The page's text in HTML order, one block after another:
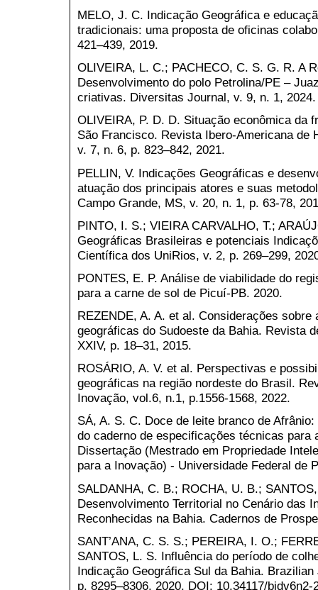
MELO, J. C. Indicação Geográfica e
tradicionais: uma proposta de oficinas
421–439, 2019.
OLIVEIRA, L. C.; PACHECO, C. S. G. R. A
Desenvolvimento do polo Petrolina/PE –
criativas. Diversitas Journal, v. 9, n. 1, 2024.
OLIVEIRA, P. D. D. Situação econômica da
São Francisco. Revista Ibero-Americana de
v. 7, n. 6, p. 823–842, 2021.
PELLIN, V. Indicações Geográficas e
atuação dos principais atores e suas
Campo Grande, MS, v. 20, n. 1, p. 63-78,
PINTO, I. S.; VIEIRA CARVALHO, T.;
Geográficas Brasileiras e potenciais
Científica dos UniRios, v. 2, p. 269–299,
PONTES, E. P. Análise de viabilidade do
para a carne de sol de Picuí-PB. 2020.
REZENDE, A. A. et al. Considerações
geográficas do Sudoeste da Bahia. Revista
XXIV, p. 18–31, 2015.
ROSÁRIO, A. V. et al. Perspectivas e
geográficas na região nordeste do Brasil.
Inovação, vol.6, n.1, p.1556-1568, 2022.
SÁ, A. S. C. Doce de leite branco de
do caderno de especificações técnicas para
Dissertação (Mestrado em Propriedade
para a Inovação) - Universidade Federal de
SALDANHA, C. B.; ROCHA, U. B.;
Desenvolvimento Territorial no Cenário das
Reconhecidas na Bahia. Cadernos de
SANT’ANA, C. S. S.; PEREIRA, I. O.;
SANTOS, L. S. Influência do período de
Indicação Geográfica Sul da Bahia.
p. 8295–8306, 2020. DOI: 10.34117/bjdv6n2-